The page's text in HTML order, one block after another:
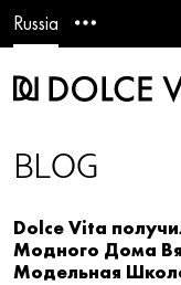
Russia
BLOG
Dolce Vita
Модного Дома
Модельная